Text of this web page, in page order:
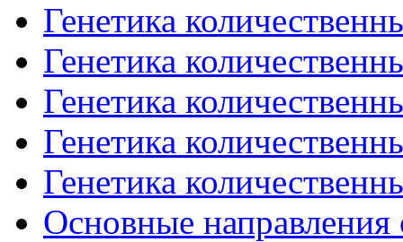
Генетика
Генетика
Генетика
Генетика
Генетика
Основные направления